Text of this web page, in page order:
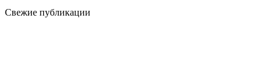
Свежие публикации